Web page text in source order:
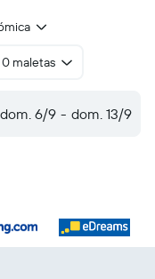
maletas
dom. 6/9 - dom. 13/9